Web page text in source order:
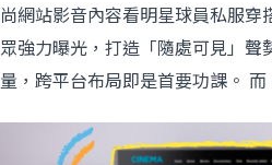
尚網站影音內容看明星球員私服
眾強力曝光，打造「隨處可見」聲
量，跨平台布局即是首要功課。